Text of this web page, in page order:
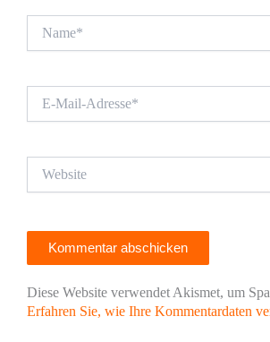
Mail-
Diese Website verwendet Akismet, um
Erfahren Sie, wie Ihre Kommentardaten